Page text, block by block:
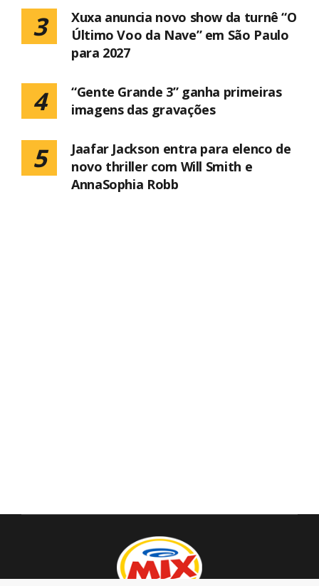
3
Xuxa anuncia novo show da turnê “O
Último Voo da Nave” em São Paulo
para 2027
4
“Gente Grande 3” ganha primeiras
imagens das gravações
5
Jaafar Jackson entra para elenco de
novo thriller com Will Smith e
AnnaSophia Robb